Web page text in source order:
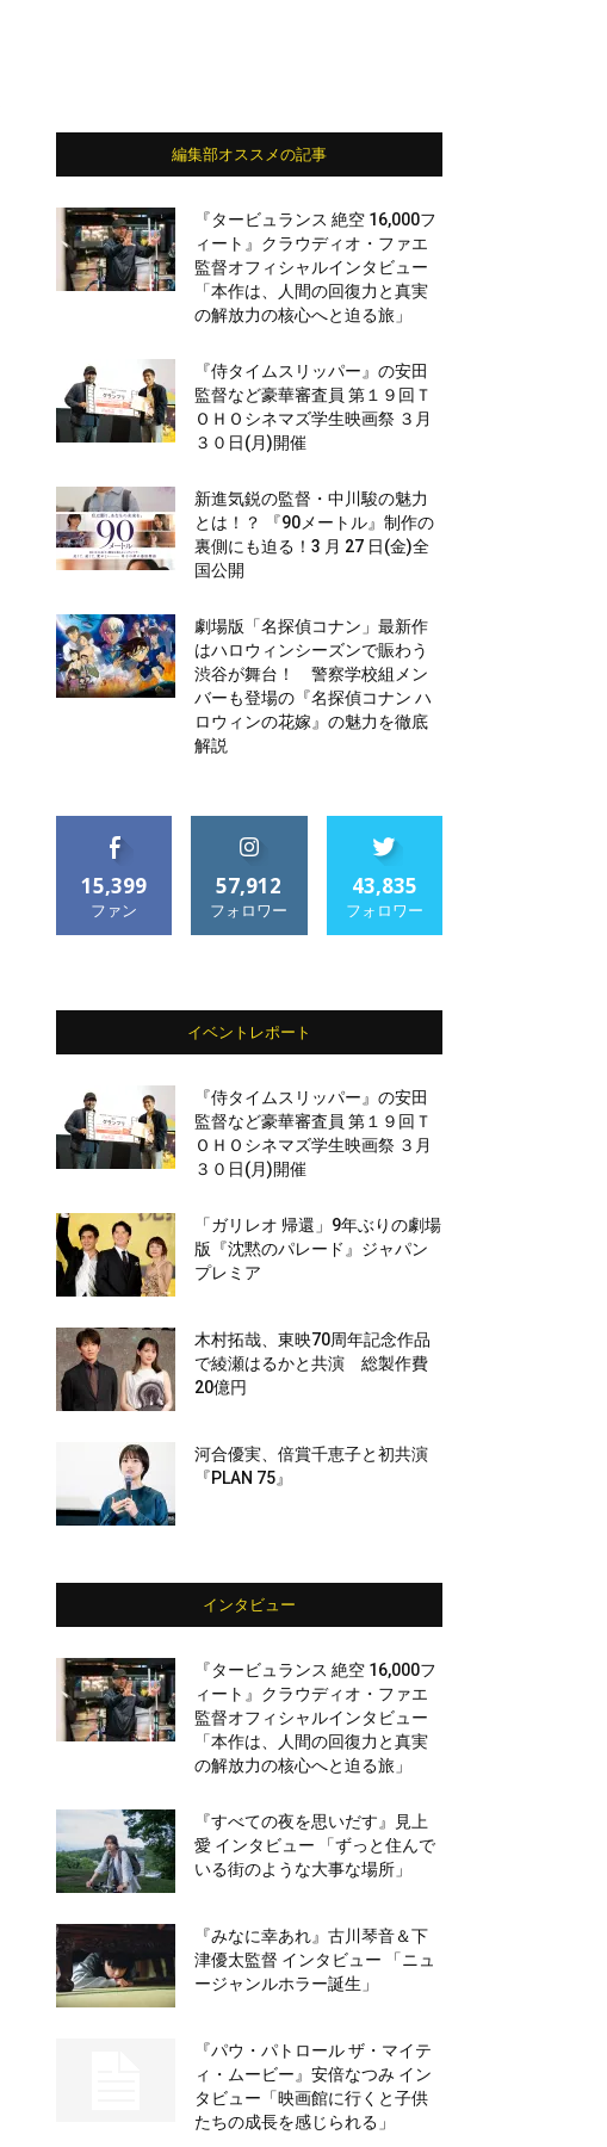
編集部オススメの記事
『タービュランス 絶空 16,000フ
ィート』クラウディオ・ファエ
監督オフィシャルインタビュー
「本作は、人間の回復力と真実
の解放力の核心へと迫る旅」
『侍タイムスリッパー』の安田
監督など豪華審査員 第１９回Ｔ
ＯＨＯシネマズ学生映画祭 ３月
３０日(月)開催
新進気鋭の監督・中川駿の魅力
とは！？ 『90メートル』制作の
裏側にも迫る！3 月 27 日(金)全
国公開
劇場版「名探偵コナン」最新作
はハロウィンシーズンで賑わう
渋谷が舞台！ 警察学校組メン
バーも登場の『名探偵コナン ハ
ロウィンの花嫁』の魅力を徹底
解説
15,399
ファン
57,912
フォロワー
43,835
フォロワー
イベントレポート
『侍タイムスリッパー』の安田
監督など豪華審査員 第１９回Ｔ
ＯＨＯシネマズ学生映画祭 ３月
３０日(月)開催
「ガリレオ 帰還」9年ぶりの劇場
版『沈黙のパレード』ジャパン
プレミア
木村拓哉、東映70周年記念作品
で綾瀬はるかと共演 総製作費
20億円
河合優実、倍賞千恵子と初共演
『PLAN 75』
インタビュー
『タービュランス 絶空 16,000フ
ィート』クラウディオ・ファエ
監督オフィシャルインタビュー
「本作は、人間の回復力と真実
の解放力の核心へと迫る旅」
『すべての夜を思いだす』見上
愛 インタビュー 「ずっと住んで
いる街のような大事な場所」
『みなに幸あれ』古川琴音＆下
津優太監督 インタビュー 「ニュ
ージャンルホラー誕生」
『パウ・パトロール ザ・マイテ
ィ・ムービー』安倍なつみ イン
タビュー「映画館に行くと子供
たちの成長を感じられる」